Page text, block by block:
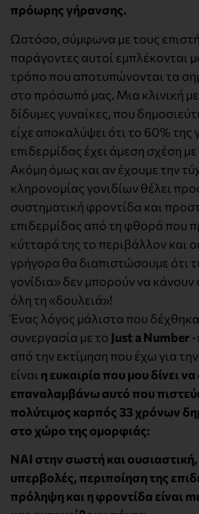
πρόωρης γήρανσης.
Ωστόσο, σύμφωνα με τους
παράγοντες αυτοί εμπλέκονται
τρόπο που αποτυπώνονται τα
στο πρόσωπό μας. Μια κλινική
δίδυμες γυναίκες, που
είχε αποκαλύψει ότι το 60% της
επιδερμίδας έχει άμεση σχέση με
Ακόμη όμως και αν έχουμε την
κληρονομίας γονιδίων θέλει
συστηματική φροντίδα και
επιδερμίδας από τη φθορά που
κύτταρά της το περιβάλλον και
γρήγορα θα διαπιστώσουμε ότι
γονίδια» δεν μπορούν να
όλη τη «δουλειά»!
Ένας λόγος μάλιστα που δέχθηκα
συνεργασία με το Just a Number-
από την εκτίμηση που έχω για
είναι η ευκαιρία που μου δίνει
επαναλαμβάνω αυτό που
πολύτιμος καρπός 33 χρόνων
στο χώρο της ομορφιάς:
ΝΑΙ στην σωστή και
υπερβολές, περιποίηση της
πρόληψη και η φροντίδα είναι